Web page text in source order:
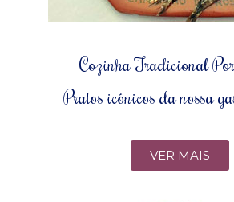
Cozinha Tradicional
Pratos icónicos da nossa
VER MAIS